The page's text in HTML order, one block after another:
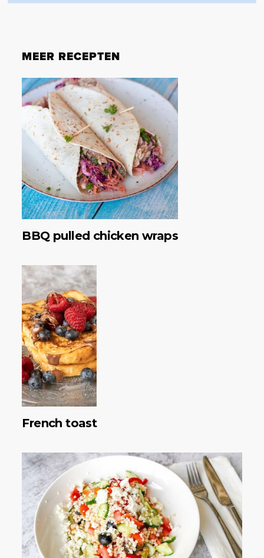
MEER RECEPTEN
BBQ pulled chicken wraps
French toast